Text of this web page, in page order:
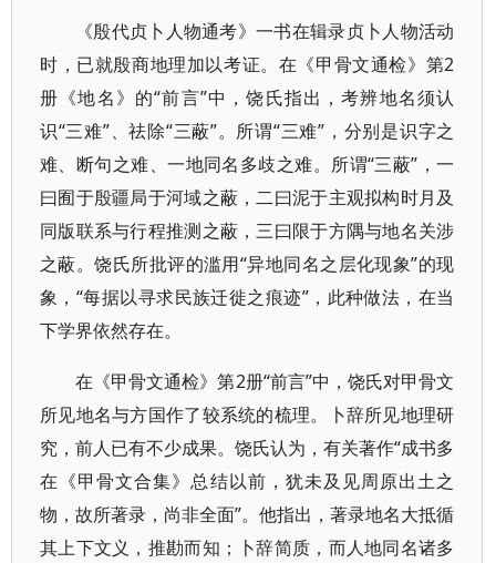
《殷代贞卜人物通考》一书在辑录贞卜人物活动
时，已就殷商地理加以考证。在《甲骨文通检》第2
册《地名》的“前言”中，饶氏指出，考辨地名须认
识“三难”、祛除“三蔽”。所谓“三难”，分别是识字之
难、断句之难、一地同名多歧之难。所谓“三蔽”，一
曰囿于殷疆局于河域之蔽，二曰泥于主观拟构时月及
同版联系与行程推测之蔽，三曰限于方隅与地名关涉
之蔽。饶氏所批评的滥用“异地同名之层化现象”的现
象，“每据以寻求民族迁徙之痕迹”，此种做法，在当
下学界依然存在。
在《甲骨文通检》第2册“前言”中，饶氏对甲骨文
所见地名与方国作了较系统的梳理。卜辞所见地理研
究，前人已有不少成果。饶氏认为，有关著作“成书多
在《甲骨文合集》总结以前，犹未及见周原出土之
物，故所著录，尚非全面”。他指出，著录地名大抵循
其上下文义，推勘而知；卜辞简质，而人地同名诸多